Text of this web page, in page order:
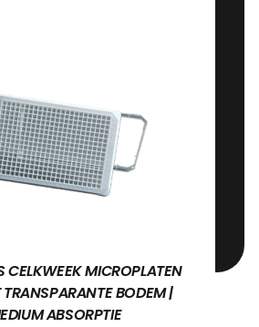
MICROPLATEN
BODEM |
ABSORPTIE